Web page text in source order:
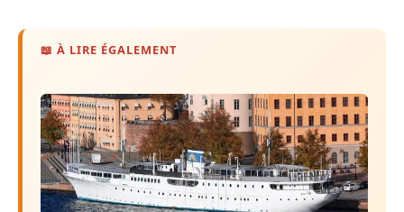
📖 À LIRE ÉGALEMENT